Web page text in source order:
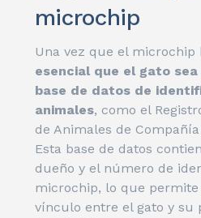
microchip
Una vez que el microchip
esencial que el gato
base de datos de
animales, como el
de Animales de Compañía
Esta base de datos
dueño y el número de
microchip, lo que
vínculo entre el gato y su